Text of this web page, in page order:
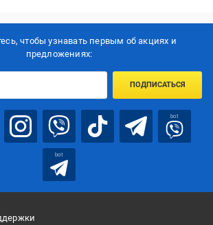
чтобы узнавать первым об акцияx и
предложениях:
ПОДПИСАТЬСЯ
bot
bot